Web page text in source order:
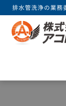
排水管洗浄の業務